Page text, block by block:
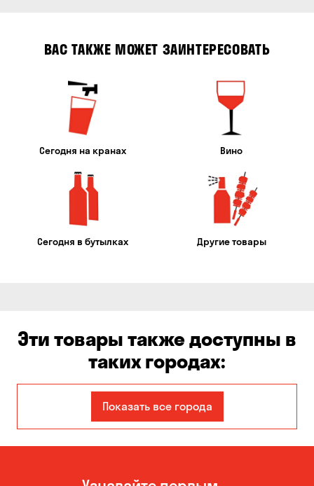
ВАС ТАКЖЕ МОЖЕТ ЗАИНТЕРЕСОВАТЬ
Сегодня на кранах Вино
Сегодня в бутылках Другие товары
Эти товары также доступны в
таких городах:
Авангард
Бабурка Балабино
Показать все города